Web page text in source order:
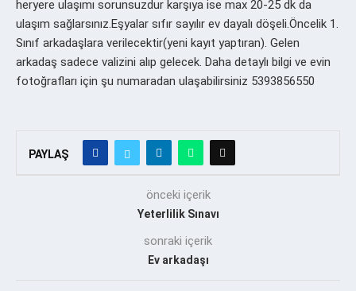
heryere ulaşımı sorunsuzdur karşıya ise max 20-25 dk da
ulaşım sağlarsınız.Eşyalar sıfır sayılır ev dayalı döşeli.Öncelik 1.
Sınıf arkadaşlara verilecektir(yeni kayıt yaptıran). Gelen
arkadaş sadece valizini alıp gelecek. Daha detaylı bilgi ve evin
fotoğrafları için şu numaradan ulaşabilirsiniz 5393856550
PAYLAŞ
önceki içerik
Yeterlilik Sınavı
sonraki içerik
Ev arkadaşı